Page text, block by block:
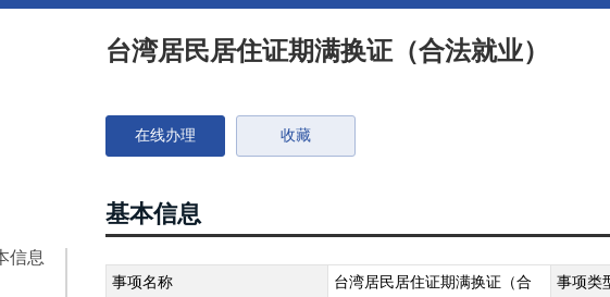
信息
台湾居民居住证期满换证（合法就业）
在线办理 收藏
基本信息
事项名称
台湾居民居住证期满换证（合
事项类